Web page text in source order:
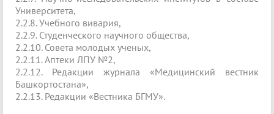
Университета,
2.2.8. Учебного вивария,
2.2.9. Студенческого научного общества,
2.2.10. Совета молодых ученых,
2.2.11. Аптеки ЛПУ №2,
2.2.12. Редакции журнала «Медицинский вестник
Башкортостана»,
2.2.13. Редакции «Вестника БГМУ».